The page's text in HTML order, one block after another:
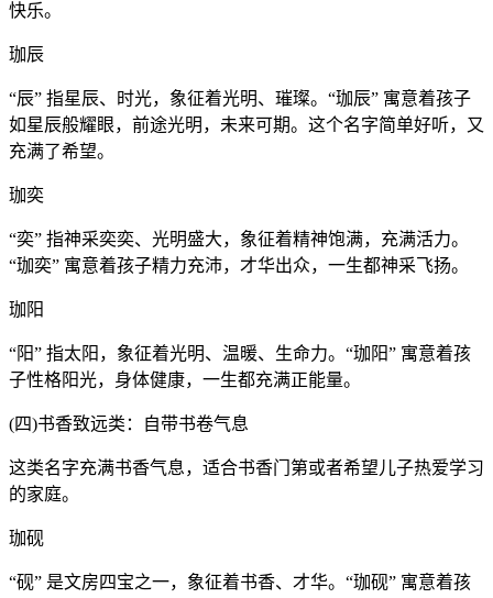
快乐。
珈辰
“辰” 指星辰、时光，象征着光明、璀璨。“珈辰” 寓意着孩子
如星辰般耀眼，前途光明，未来可期。这个名字简单好听，又
充满了希望。
珈奕
“奕” 指神采奕奕、光明盛大，象征着精神饱满，充满活力。
“珈奕” 寓意着孩子精力充沛，才华出众，一生都神采飞扬。
珈阳
“阳” 指太阳，象征着光明、温暖、生命力。“珈阳” 寓意着孩
子性格阳光，身体健康，一生都充满正能量。
(四)书香致远类：自带书卷气息
这类名字充满书香气息，适合书香门第或者希望儿子热爱学习
的家庭。
珈砚
“砚” 是文房四宝之一，象征着书香、才华。“珈砚” 寓意着孩